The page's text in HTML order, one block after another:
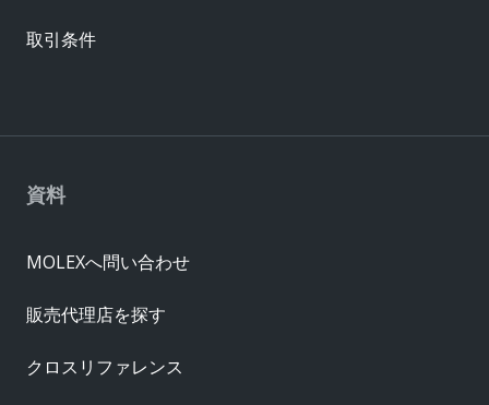
資料
MOLEXへ問い合わせ
販売代理店を探す
クロスリファレンス
取引条件